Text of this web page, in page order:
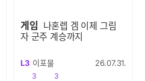
게임 나혼렙 겜 이제 그림
자 군주 계승까지
L3 이포물 26.07.31.
공감
3 3